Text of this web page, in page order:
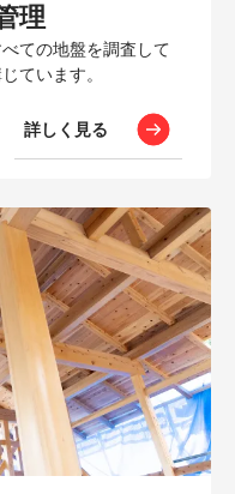
理
ての地盤を調査して
ています。
詳しく見る